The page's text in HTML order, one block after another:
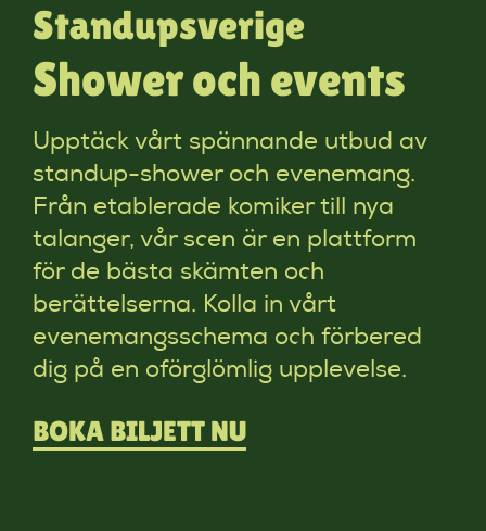
Standupsverige
Shower och events
Upptäck vårt spännande utbud av
standup-shower och evenemang.
Från etablerade komiker till nya
talanger, vår scen är en plattform
för de bästa skämten och
berättelserna. Kolla in vårt
evenemangsschema och förbered
dig på en oförglömlig upplevelse.
BOKA BILJETT NU